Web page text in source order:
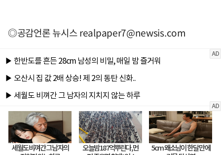
◎공감언론 뉴시스realpaper7@newsis.com